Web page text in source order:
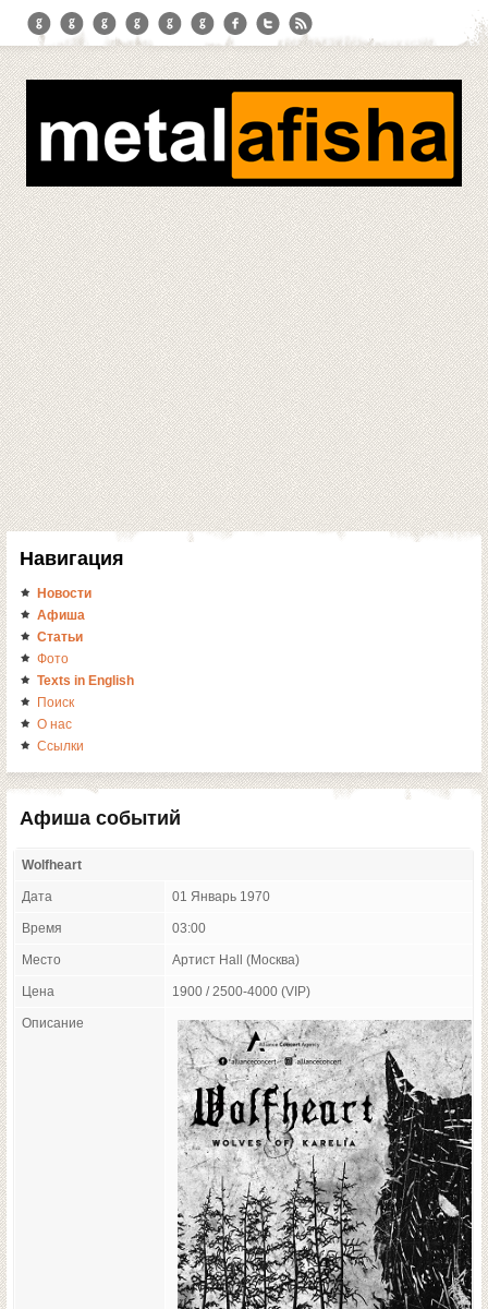
Навигация
Новости
Афиша
Статьи
Фото
Texts in English
Поиск
О нас
Ссылки
Афиша событий
Wolfheart
Дата 01 Январь 1970
Время 03:00
Место Артист Hall (Москва)
Цена 1900 / 2500-4000 (VIP)
Описание